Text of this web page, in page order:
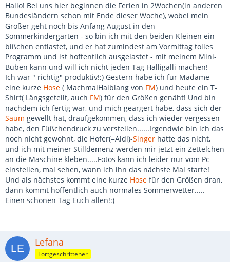
Hallo! Bei uns hier beginnen die Ferien in 2Wochen(in anderen
Bundesländern schon mit Ende dieser Woche), wobei mein
Großer geht noch bis Anfang August in den
Sommerkindergarten - so bin ich mit den beiden Kleinen ein
bißchen entlastet, und er hat zumindest am Vormittag tolles
Programm und ist hoffentlich ausgelastet - mit meinem Mini-
Buben kann und will ich nicht jeden Tag Halligalli machen!
Ich war " richtig" produktiv!;) Gestern habe ich für Madame
eine kurze Hose ( MachmalHalblang von FM) und heute ein T-
Shirt( Längsgeteilt, auch FM) für den Größen genäht! Und bin
nachdem ich fertig war, und mich geärgert habe, dass sich der
Saum gewellt hat, draufgekommen, dass ich wieder vergessen
habe, den Füßchendruck zu verstellen......Irgendwie bin ich das
noch nicht gewohnt, die Hofer(=Aldi)-Singer hatte das nicht,
und ich mit meiner Stilldemenz werden mir jetzt ein Zettelchen
an die Maschine kleben.....Fotos kann ich leider nur vom Pc
einstellen, mal sehen, wann ich ihn das nächste Mal starte!
Und als nächstes kommt eine kurze Hose für den Größen dran,
dann kommt hoffentlich auch normales Sommerwetter.....
Einen schönen Tag Euch allen!:)
Lefana
Fortgeschrittener